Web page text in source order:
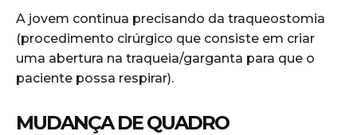
A jovem continua precisando da traqueostomia
(procedimento cirúrgico que consiste em criar
uma abertura na traqueia/garganta para que o
paciente possa respirar).
MUDANÇA DE QUADRO